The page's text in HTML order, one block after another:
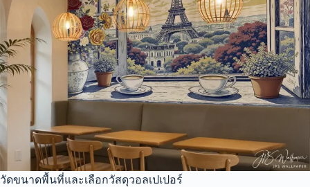
วัดขนาดพื้นที่และเลือกวัสดุวอลเปเปอร์